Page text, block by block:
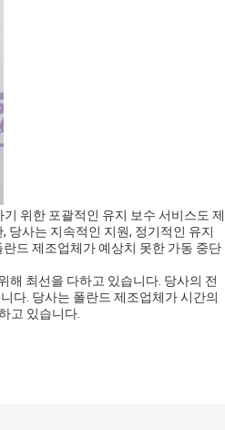
위한 포괄적인 유지 보수 서비스도 제
당사는 지속적인 지원, 정기적인 유지
드 제조업체가 예상치 못한 가동 중단
해 최선을 다하고 있습니다. 당사의 전
다. 당사는 폴란드 제조업체가 시간의
고 있습니다.